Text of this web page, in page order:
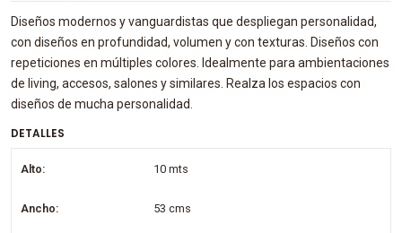
Diseños modernos y vanguardistas que despliegan personalidad,
con diseños en profundidad, volumen y con texturas. Diseños con
repeticiones en múltiples colores. Idealmente para ambientaciones
de living, accesos, salones y similares. Realza los espacios con
diseños de mucha personalidad.
DETALLES
Alto: 10 mts
Ancho: 53 cms